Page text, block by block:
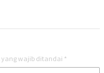
yang wajib ditandai *